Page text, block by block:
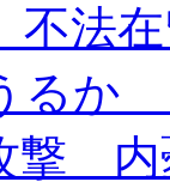
法在
るか
撃